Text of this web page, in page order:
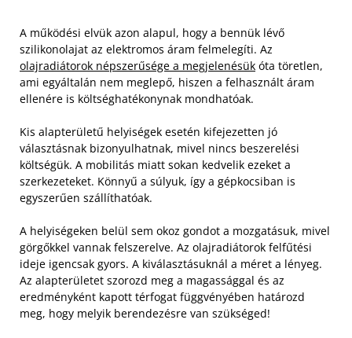
A működési elvük azon alapul, hogy a bennük lévő
szilikonolajat az elektromos áram felmelegíti. Az
olajradiátorok népszerűsége a megjelenésük óta töretlen,
ami egyáltalán nem meglepő, hiszen a felhasznált áram
ellenére is költséghatékonynak mondhatóak.
Kis alapterületű helyiségek esetén kifejezetten jó
választásnak bizonyulhatnak, mivel nincs beszerelési
költségük. A mobilitás miatt sokan kedvelik ezeket a
szerkezeteket. Könnyű a súlyuk, így a gépkocsiban is
egyszerűen szállíthatóak.
A helyiségeken belül sem okoz gondot a mozgatásuk, mivel
görgőkkel vannak felszerelve. Az olajradiátorok felfűtési
ideje igencsak gyors. A kiválasztásuknál a méret a lényeg.
Az alapterületet szorozd meg a magassággal és az
eredményként kapott térfogat függvényében határozd
meg, hogy melyik berendezésre van szükséged!